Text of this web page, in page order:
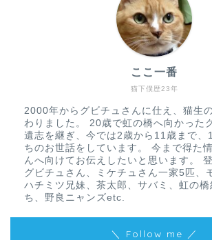
猫下僕歴23年
ここ一番
2000年からグビチュさんに仕え、猫生
わりました。 20歳で虹の橋へ向かった
遺志を継ぎ、今では2歳から11歳まで、
ちのお世話をしています。 今まで得た
んへ向けてお伝えしたいと思います。
グビチュさん、ミケチュさん一家5匹、
ハチミツ兄妹、茶太郎、サバミ、虹の橋
ち、野良ニャンズetc.
＼ Follow me ／